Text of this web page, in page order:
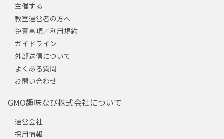
主催する
教室運営者の方へ
免責事項／利用規約
ガイドライン
外部送信について
よくある質問
お問い合わせ
GMO趣味なび株式会社について
運営会社
採用情報